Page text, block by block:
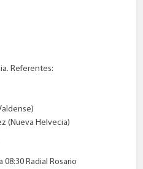
Referentes:
(Nueva Helvecia)
08:30 Radial Rosario